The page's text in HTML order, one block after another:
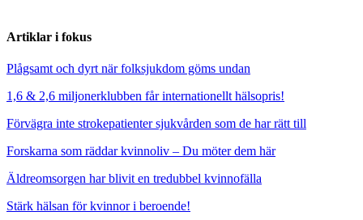
Artiklar i fokus
Plågsamt och dyrt när folksjukdom göms undan
1,6 & 2,6 miljonerklubben får internationellt hälsopris!
Förvägra inte strokepatienter sjukvården som de har rätt till
Forskarna som räddar kvinnoliv – Du möter dem här
Äldreomsorgen har blivit en tredubbel kvinnofälla
Stärk hälsan för kvinnor i beroende!